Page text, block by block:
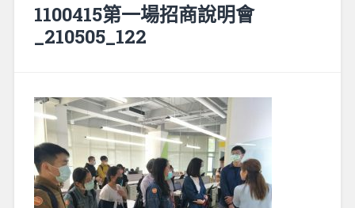
1100415第一場招商說明會
_210505_122